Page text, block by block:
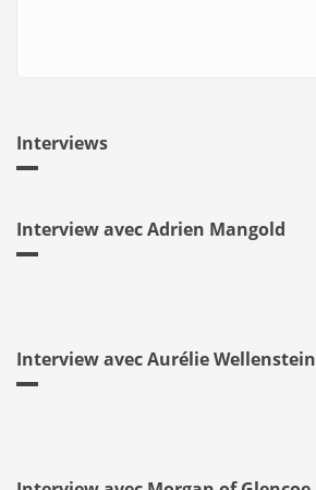
Interviews
Interview avec Adrien Mangold
Interview avec Aurélie Wellenstein